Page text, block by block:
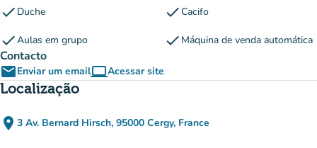
check Duche checkCacifo
checkAulas em grupo check Máquina de venda automática
Contacto
emailEnviar um emailcomputerAcessar site
(novo separador)
Localização
place 3 Av. Bernard Hirsch, 95000 Cergy, France
(abrir no Google Maps)
(novo separador)